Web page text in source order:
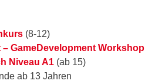
(8-12)
GameDevelopment Workshop
Niveau A1 (ab 15)
ab 13 Jahren